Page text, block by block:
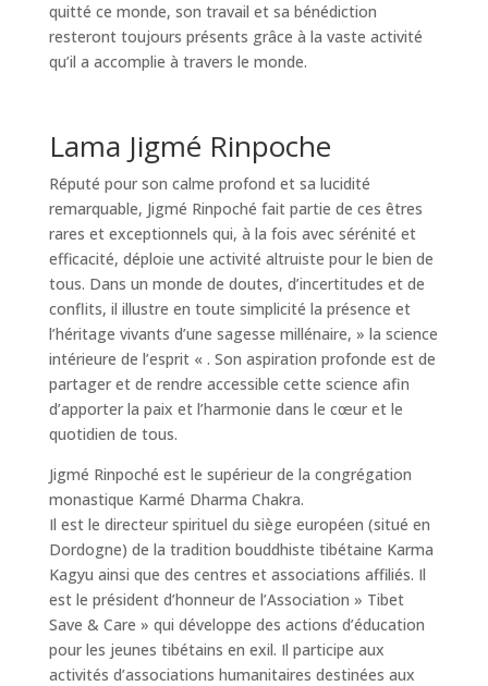
quitté ce monde, son travail et sa bénédiction
resteront toujours présents grâce à la vaste activité
qu’il a accomplie à travers le monde.
Lama Jigmé Rinpoche
Réputé pour son calme profond et sa lucidité
remarquable, Jigmé Rinpoché fait partie de ces êtres
rares et exceptionnels qui, à la fois avec sérénité et
efficacité, déploie une activité altruiste pour le bien de
tous. Dans un monde de doutes, d’incertitudes et de
conflits, il illustre en toute simplicité la présence et
l’héritage vivants d’une sagesse millénaire, » la science
intérieure de l’esprit « . Son aspiration profonde est de
partager et de rendre accessible cette science afin
d’apporter la paix et l’harmonie dans le cœur et le
quotidien de tous.
Jigmé Rinpoché est le supérieur de la congrégation
monastique Karmé Dharma Chakra.
Il est le directeur spirituel du siège européen (situé en
Dordogne) de la tradition bouddhiste tibétaine Karma
Kagyu ainsi que des centres et associations affiliés. Il
est le président d’honneur de l’Association » Tibet
Save & Care » qui développe des actions d’éducation
pour les jeunes tibétains en exil. Il participe aux
activités d’associations humanitaires destinées aux